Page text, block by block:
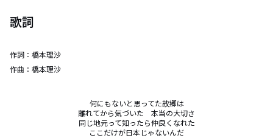
歌詞
作詞： 橋本理沙
作曲： 橋本理沙
何にもないと思ってた故郷は
離れてから気づいた　本当の大切さ
同じ地元って知ったら仲良くなれた
ここだけが日本じゃないんだ